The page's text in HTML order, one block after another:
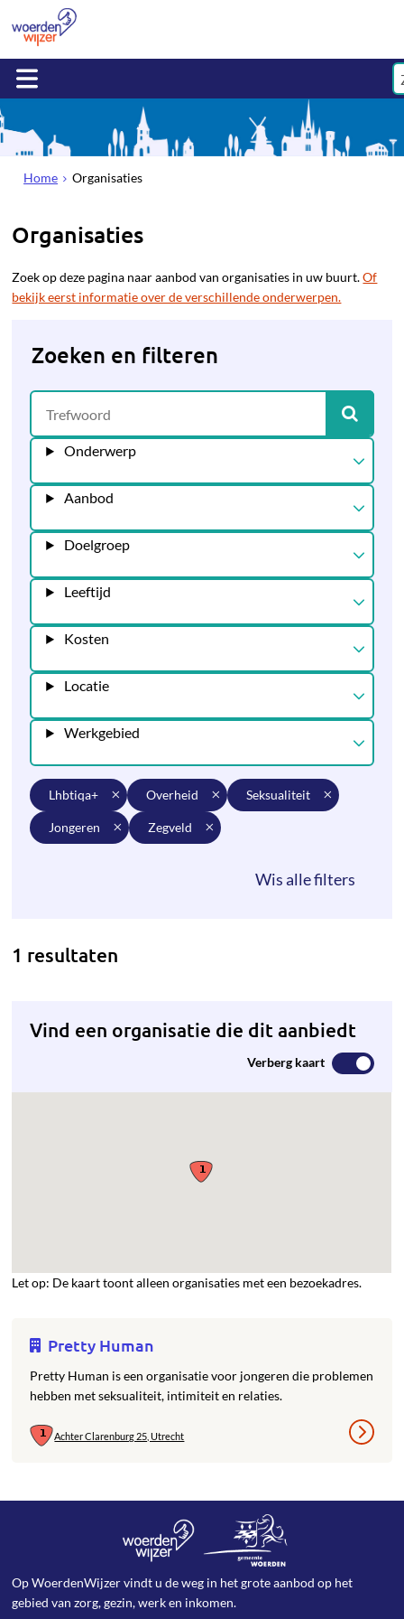
Home Organisaties
Organisaties
Zoek op deze pagina naar aanbod van organisaties in uw buurt.Of
bekijk eerst informatie over de verschillende onderwerpen.
Zoeken en filteren
Onderwerp
Aanbod
Doelgroep
Leeftijd
Kosten
Locatie
Werkgebied
lhbtiqa+ overheid seksualiteit
jongeren zegveld
1 resultaten
Vind een organisatie die dit aanbiedt
Verberg kaart
Let op: De kaart toont alleen organisaties met een bezoekadres.
Pretty Human
Pretty Human is een organisatie voor jongeren die problemen
hebben met seksualiteit, intimiteit en relaties.
Achter Clarenburg 25, Utrecht
Op WoerdenWijzer vindt u de weg in het grote aanbod op het
gebied van zorg, gezin, werk en inkomen.